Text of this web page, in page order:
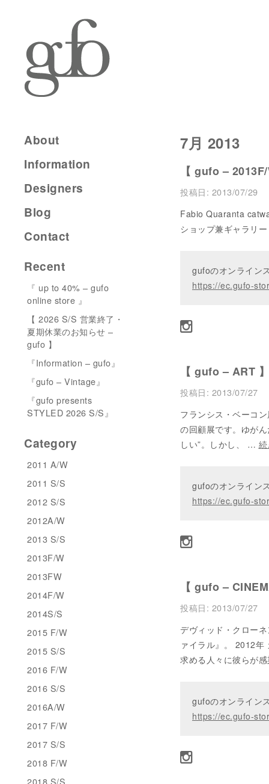
7月 2013
【 gufo –
投稿日: 2013/07/29
Fabio Quaranta
ショップ兼ギャラリ
gufoのオンライン
https://ec.gufo-
【 gufo – ART 】
投稿日: 2013/07/27
フランシス・ベーコ
の回顧展です。ゆが
しい”。しかし、 …
gufoのオンライン
https://ec.gufo-
【 gufo –
投稿日: 2013/07/27
デヴィッド・クロー
ァイラル』。 2012年
求める人々に彼らが
gufoのオンライン
https://ec.gufo-
About
Information
Designers
Blog
Contact
Recent
『 up to 40% – gufo
online store 』
【 2026 S/S 営業終了・
夏期休業のお知らせ –
gufo 】
『Information – gufo』
『gufo – Vintage』
『gufo presents
STYLED 2026 S/S』
Category
2011 A/W
2011 S/S
2012 S/S
2012A/W
2013 S/S
2013F/W
2013FW
2014F/W
2014S/S
2015 F/W
2015 S/S
2016 F/W
2016 S/S
2016A/W
2017 F/W
2017 S/S
2018 F/W
2018 S/S